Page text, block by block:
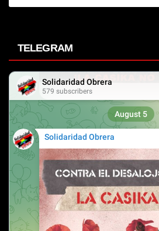
TELEGRAM